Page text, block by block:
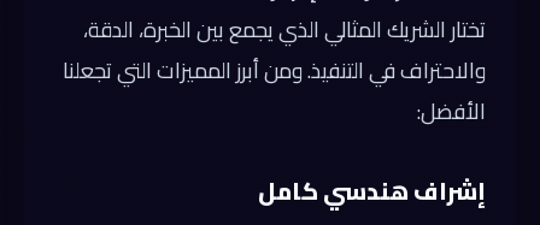
تختار الشريك المثالي الذي يجمع بين الخبرة، الدقة،
والاحتراف في التنفيذ. ومن أبرز المميزات التي تجعلنا
الأفضل:
إشراف هندسي كامل